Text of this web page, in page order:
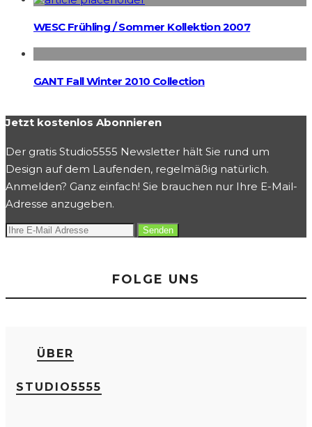
WESC Frühling / Sommer Kollektion 2007
GANT Fall Winter 2010 Collection
Jetzt kostenlos Abonnieren
Der gratis Studio5555 Newsletter hält Sie rund um
Design auf dem Laufenden, regelmäßig natürlich.
Anmelden? Ganz einfach! Sie brauchen nur Ihre E-Mail-
Adresse anzugeben.
FOLGE UNS
ÜBER
STUDIO5555